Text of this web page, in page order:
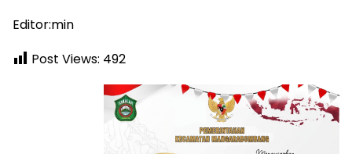
Editor:min
Post Views: 492